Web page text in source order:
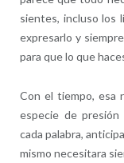
sientes, incluso los
expresarlo y
para que lo que
Con el tiempo, esa
especie de presión
cada palabra,
mismo necesitara